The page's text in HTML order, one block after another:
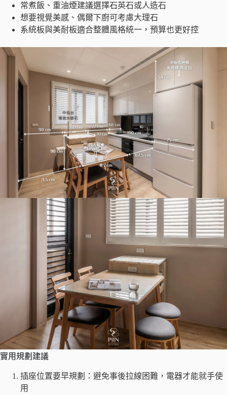
常煮飯、重油煙建議選擇石英石或人造石
想要視覺美感、偶爾下廚可考慮大理石
系統板與美耐板適合整體風格統一，預算也更好控
實用規劃建議
插座位置要早規劃：避免事後拉線困難，電器才能就手使
用